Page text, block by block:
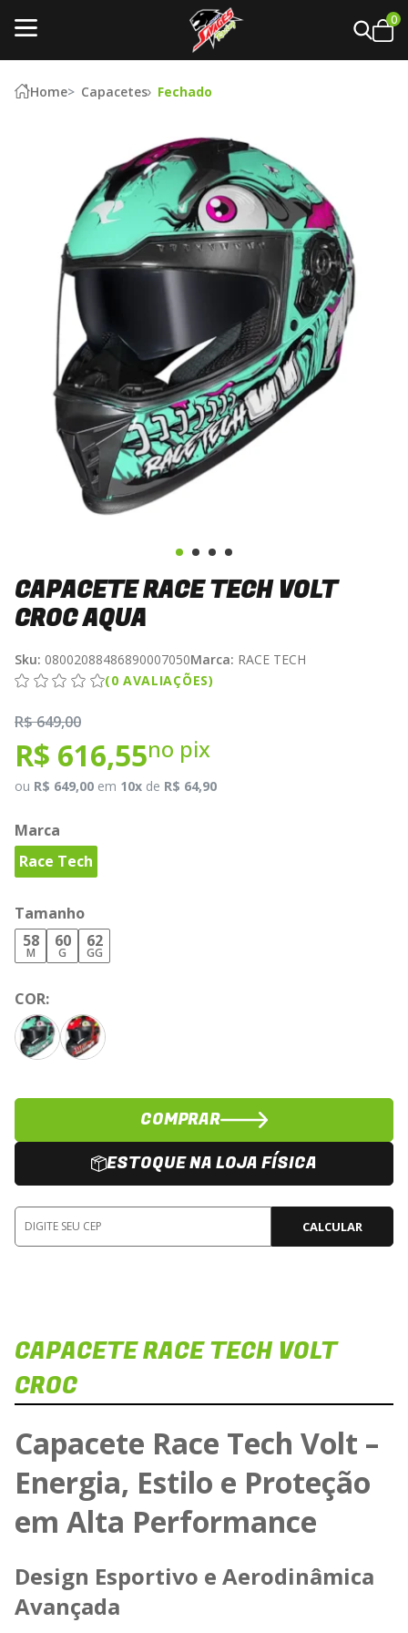
0
Home Capacetes Fechado
CAPACETE RACE TECH VOLT
CROC AQUA
Sku: 08002088486890007050Marca: RACE TECH
(0 AVALIAÇÕES)
R$ 649,00
R$ 616,55no pix
ou R$ 649,00 em 10x de R$ 64,90
Marca
Race Tech
Tamanho
58
M
60
G
62
GG
COR:
COMPRAR
ESTOQUE NA LOJA FÍSICA
CALCULAR
CAPACETE RACE TECH VOLT
CROC
Capacete Race Tech Volt –
Energia, Estilo e Proteção
em Alta Performance
Design Esportivo e Aerodinâmica
Avançada